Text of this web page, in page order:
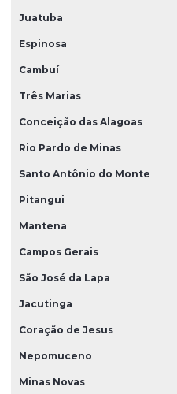
Juatuba
Espinosa
Cambuí
Três Marias
Conceição das Alagoas
Rio Pardo de Minas
Santo Antônio do Monte
Pitangui
Mantena
Campos Gerais
São José da Lapa
Jacutinga
Coração de Jesus
Nepomuceno
Minas Novas